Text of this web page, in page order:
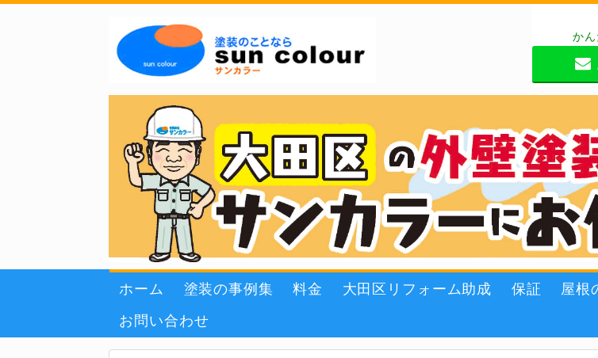
か
ホーム 塗装の事例集 料金 大田区リフォーム助成 保証 屋根
お問い合わせ